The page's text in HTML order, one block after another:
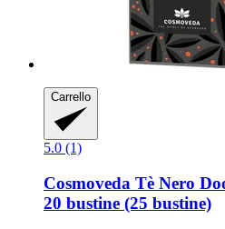
Carrello
5.0 (1)
Cosmoveda Tè Nero
20 bustine (25 bustine)